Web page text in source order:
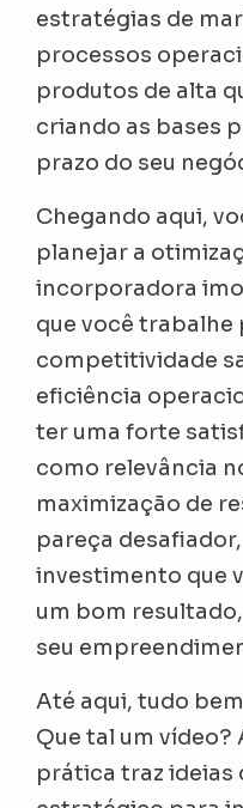
estratégias de
processos
produtos de alta
criando as bases
prazo do seu
Chegando aqui,
planejar a
incorporadora
que você trabalhe
competitividade
eficiência
ter uma forte
como relevância
maximização de
pareça
investimento que
um bom
seu
Até aqui, tudo
Que tal um vídeo?
prática traz ideias